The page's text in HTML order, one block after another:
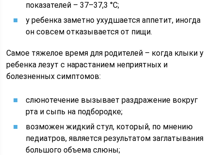
показателей – 37–37,3 °C;
у ребенка заметно ухудшается аппетит, иногда
он совсем отказывается от пищи.
Самое тяжелое время для родителей – когда клыки у
ребенка лезут с нарастанием неприятных и
болезненных симптомов:
слюнотечение вызывает раздражение вокруг
рта и сыпь на подбородке;
возможен жидкий стул, который, по мнению
педиатров, является результатом заглатывания
большого объема слюны;